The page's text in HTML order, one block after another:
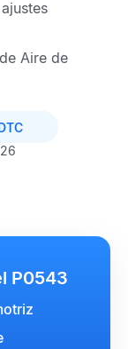
Aire de
P0543